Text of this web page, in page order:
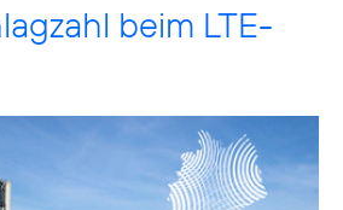
beim LTE-